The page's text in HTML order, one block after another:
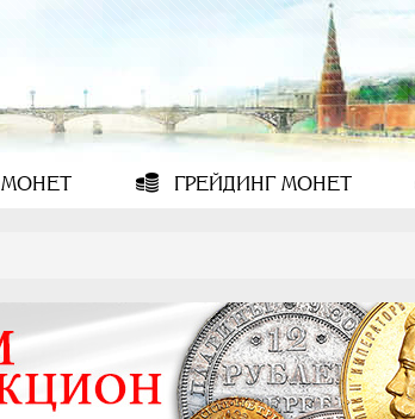
МОНЕТ ГРЕЙДИНГМОНЕТ